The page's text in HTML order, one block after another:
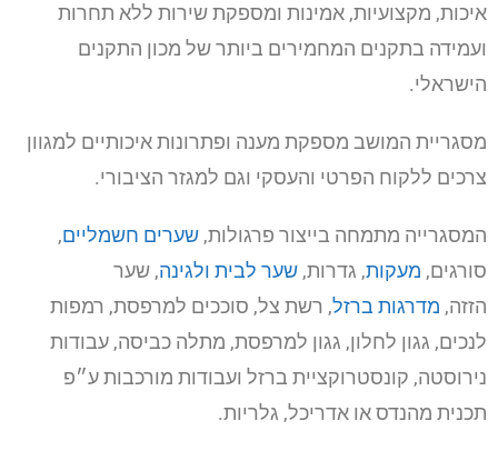
איכות, מקצועיות, אמינות ומספקת שירות ללא תחרות
ועמידה בתקנים המחמירים ביותר של מכון התקנים
הישראלי.
מסגריית המושב מספקת מענה ופתרונות איכותיים למגוון
צרכים ללקוח הפרטי והעסקי וגם למגזר הציבורי.
המסגרייה מתמחה בייצור פרגולות, שערים חשמליים,
סורגים, מעקות, גדרות, שער לבית ולגינה, שער
הזזה, מדרגות ברזל, רשת צל, סוככים למרפסת, רמפות
לנכים, גגון לחלון, גגון למרפסת, מתלה כביסה, עבודות
נירוסטה, קונסטרוקציית ברזל ועבודות מורכבות ע״פ
תכנית מהנדס או אדריכל, גלריות.